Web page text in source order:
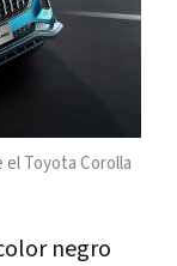
el Toyota Corolla
negro